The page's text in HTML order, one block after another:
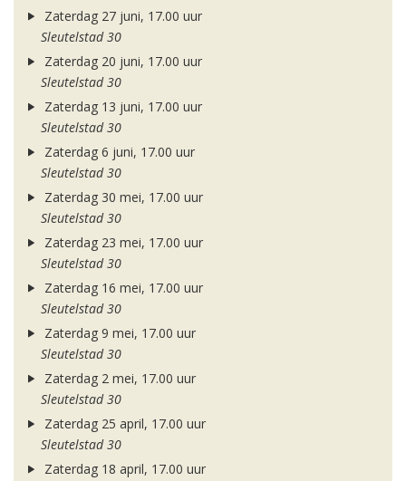
Zaterdag 27 juni, 17.00 uur
Sleutelstad 30
Zaterdag 20 juni, 17.00 uur
Sleutelstad 30
Zaterdag 13 juni, 17.00 uur
Sleutelstad 30
Zaterdag 6 juni, 17.00 uur
Sleutelstad 30
Zaterdag 30 mei, 17.00 uur
Sleutelstad 30
Zaterdag 23 mei, 17.00 uur
Sleutelstad 30
Zaterdag 16 mei, 17.00 uur
Sleutelstad 30
Zaterdag 9 mei, 17.00 uur
Sleutelstad 30
Zaterdag 2 mei, 17.00 uur
Sleutelstad 30
Zaterdag 25 april, 17.00 uur
Sleutelstad 30
Zaterdag 18 april, 17.00 uur